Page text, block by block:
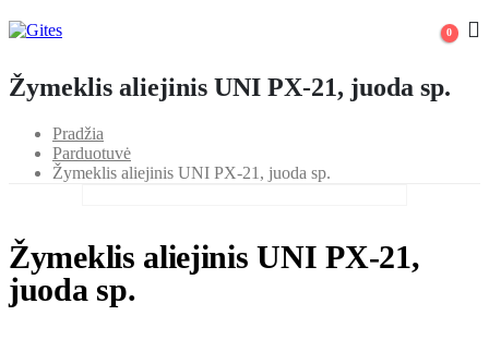
0
Žymeklis aliejinis UNI PX-21, juoda sp.
Pradžia
Parduotuvė
Žymeklis aliejinis UNI PX-21, juoda sp.
Žymeklis aliejinis UNI PX-21,
juoda sp.